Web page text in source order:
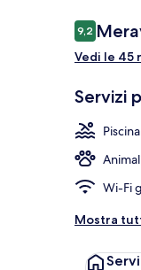
9,29,2 su 10
Vedi le 45
Servizi
Piscina
Wi-Fi
Mostra